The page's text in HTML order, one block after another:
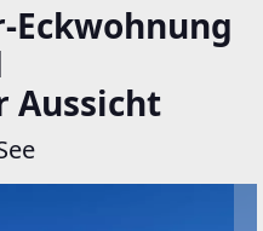
Eckwohnung
Aussicht